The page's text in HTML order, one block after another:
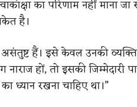
का परिणाम नहीं माना
है।
असंतुष्ट हैं। इसे केवल उनकी
हों, तो इसकी जिम्मेदारी
ध्यान रखना चाहिए था।”